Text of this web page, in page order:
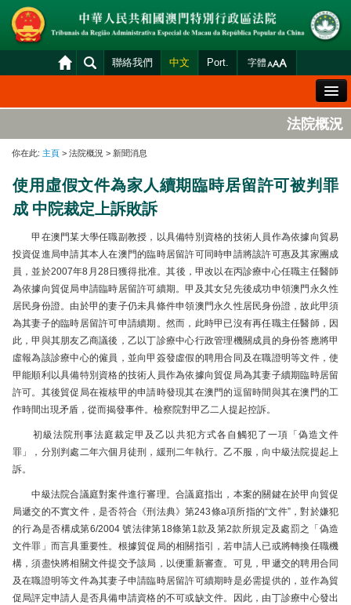
聯絡我們 中文 Port. 字體
法院概況
案件分發及排期
統計資料
財產申報查閱
下載區
法院電子平台
法院概況
你在此: 主頁 > 法院概況 > 新聞消息
使用虛假文件為家人續期臨時居留許可被判罪
成 中院裁定上訴敗訴
甲在澳門某大學任職副教授，以具備特別資格的技術人員作為依據向貿易
投資促進局申請其本人在澳門的臨時居留許可同時申請將該許可惠及其家團成
員，並於2007年8月28日獲得批准。其後，甲改以在丙診療中心任職主任醫師
為依據向貿促局申請臨時居留許可續期。甲及其女兒先後成功申領澳門永久性
居民身份證。由於甲的妻子仍未具條件申領澳門永久性居民身份證，故此甲須
為其妻子的臨時居留許可申請續期。然而，此時甲已沒有再任職主任醫師，因
此，甲與其朋友乙商議後，乙以丁診療中心行政管理機關成員的身份答應將甲
虛報為該診療中心的僱員，並向甲簽發虛假的聘用合同及在職證明等文件，使
甲能順利以具備特別資格的技術人員作為依據向貿促局為其妻子續期臨時居留
許可。其後貿促局在複核甲的申請時發現其在澳門的逗留時間與其在澳門的工
作時間出現矛盾，從而揭發事件。檢察院對甲乙二人提起控訴。
初級法院刑事法庭裁定甲及乙以共犯方式各自觸犯了一項「偽造文件
罪」，分別判處二年六個月徒刑，緩刑二年執行。乙不服，向中級法院提起上
訴。
中級法院合議庭對案件進行審理。合議庭指出，本案的關鍵在於甲向貿促
局遞交的不實文件，是否符合《刑法典》第243條a項所指的“文件”，對於嫌犯
的行為是否構成第6/2004 號法律第18條第1款及第2款所規定及處罰之「偽造
文件罪」而言具重要性。根據貿促局的相關指引，若申請人已或將轉換任職機
構，須盡快將相關文件提交予該局，以便重新審查。可見，甲遞交的聘用合同
及在職證明等文件為其妻子申請臨時居留許可續期時是必需提供的，並作為貿
促局評定申請人是否具備申請資格的不可或缺文件。因此，由丁診療中心發出